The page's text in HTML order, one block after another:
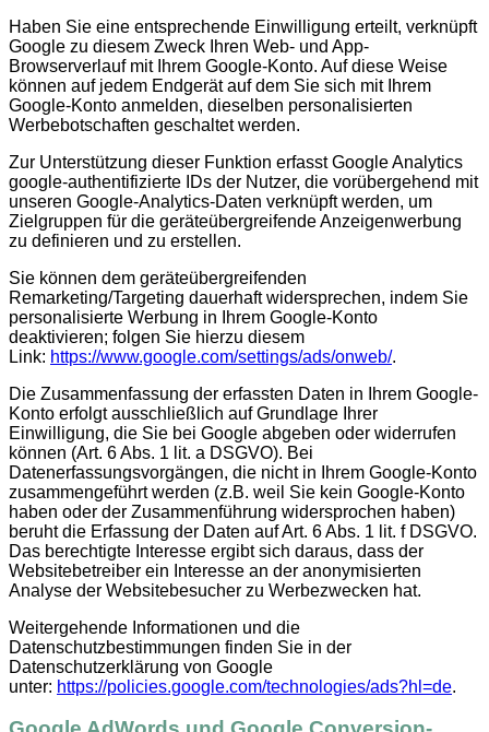
Haben Sie eine entsprechende Einwilligung erteilt, verknüpft
Google zu diesem Zweck Ihren Web- und App-
Browserverlauf mit Ihrem Google-Konto. Auf diese Weise
können auf jedem Endgerät auf dem Sie sich mit Ihrem
Google-Konto anmelden, dieselben personalisierten
Werbebotschaften geschaltet werden.
Zur Unterstützung dieser Funktion erfasst Google Analytics
google-authentifizierte IDs der Nutzer, die vorübergehend mit
unseren Google-Analytics-Daten verknüpft werden, um
Zielgruppen für die geräteübergreifende Anzeigenwerbung
zu definieren und zu erstellen.
Sie können dem geräteübergreifenden
Remarketing/Targeting dauerhaft widersprechen, indem Sie
personalisierte Werbung in Ihrem Google-Konto
deaktivieren; folgen Sie hierzu diesem
Link: https://www.google.com/settings/ads/onweb/.
Die Zusammenfassung der erfassten Daten in Ihrem Google-
Konto erfolgt ausschließlich auf Grundlage Ihrer
Einwilligung, die Sie bei Google abgeben oder widerrufen
können (Art. 6 Abs. 1 lit. a DSGVO). Bei
Datenerfassungsvorgängen, die nicht in Ihrem Google-Konto
zusammengeführt werden (z.B. weil Sie kein Google-Konto
haben oder der Zusammenführung widersprochen haben)
beruht die Erfassung der Daten auf Art. 6 Abs. 1 lit. f DSGVO.
Das berechtigte Interesse ergibt sich daraus, dass der
Websitebetreiber ein Interesse an der anonymisierten
Analyse der Websitebesucher zu Werbezwecken hat.
Weitergehende Informationen und die
Datenschutzbestimmungen finden Sie in der
Datenschutzerklärung von Google
unter: https://policies.google.com/technologies/ads?hl=de.